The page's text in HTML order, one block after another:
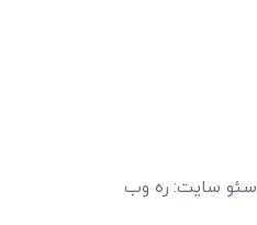
سئو سایت: ره وب